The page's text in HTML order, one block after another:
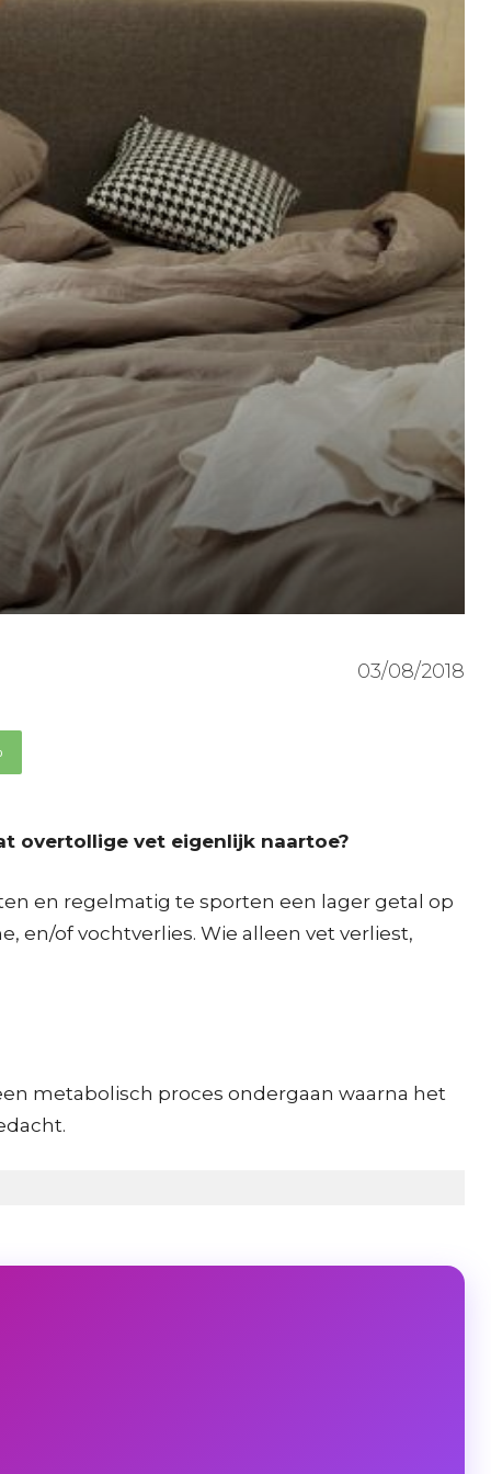
03/08/2018
overtollige vet eigenlijk naartoe?
en regelmatig te sporten een lager getal op
en/of vochtverlies. Wie alleen vet verliest,
metabolisch proces ondergaan waarna het